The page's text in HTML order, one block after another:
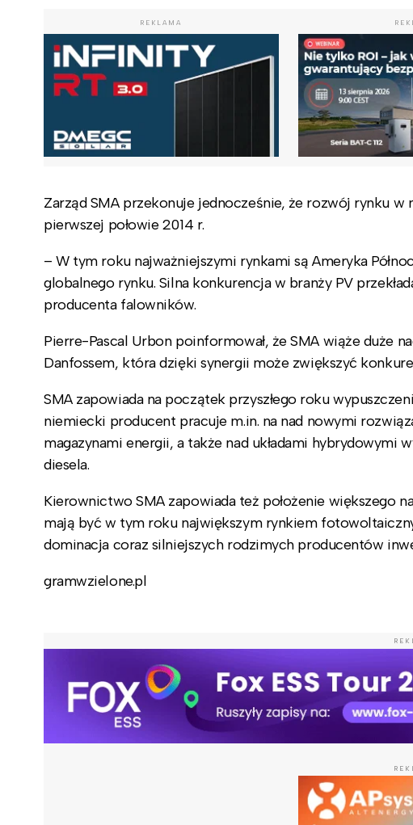
REKLAMA
Zarząd SMA przekonuje jednocześnie, że rozwój rynku
pierwszej połowie 2014 r.
– W tym roku najważniejszymi rynkami są Ameryka
globalnego rynku. Silna konkurencja w branży PV
producenta falowników.
Pierre-Pascal Urbon poinformował, że SMA wiąże duże
Danfossem, która dzięki synergii może zwiększyć
SMA zapowiada na początek przyszłego roku
niemiecki producent pracuje m.in. na nad nowymi
magazynami energii, a także nad układami
diesela.
Kierownictwo SMA zapowiada też położenie większego
mają być w tym roku największym rynkiem
dominacja coraz silniejszych rodzimych producentów
gramwzielone.pl